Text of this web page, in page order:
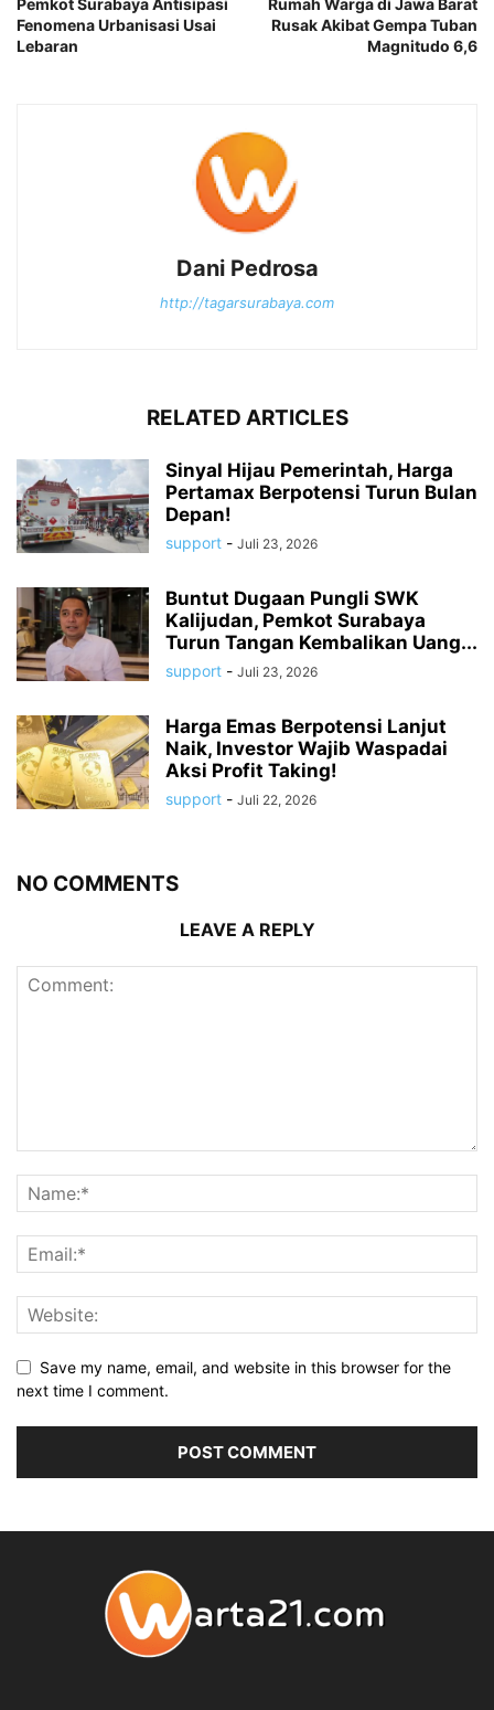
Fenomena Urbanisasi Usai
Lebaran
Rusak Akibat Gempa Tuban
Magnitudo 6,6
Dani Pedrosa
http://tagarsurabaya.com
RELATED ARTICLES
Sinyal Hijau Pemerintah, Harga
Pertamax Berpotensi Turun Bulan
Depan!
support - Juli 23, 2026
Buntut Dugaan Pungli SWK
Kalijudan, Pemkot Surabaya
Turun Tangan Kembalikan Uang...
support - Juli 23, 2026
Harga Emas Berpotensi Lanjut
Naik, Investor Wajib Waspadai
Aksi Profit Taking!
support - Juli 22, 2026
NO COMMENTS
LEAVE A REPLY
Save my name, email, and website in this browser for the
next time I comment.